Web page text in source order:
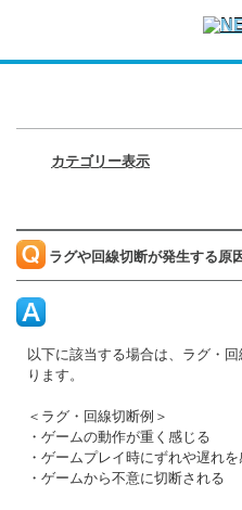
カテゴリー表示
ラグや回線切断が発生する原
以下に該当する場合は、ラグ・
ります。
＜ラグ・回線切断例＞
・ゲームの動作が重く感じる
・ゲームプレイ時にずれや遅れを
・ゲームから不意に切断される